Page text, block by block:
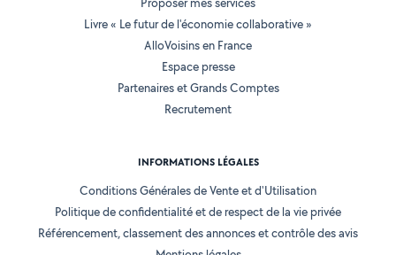
Livre « Le futur de l'économie collaborative »
AlloVoisins en France
Espace presse
Partenaires et Grands Comptes
Recrutement
INFORMATIONS LÉGALES
Conditions Générales de Vente et d'Utilisation
Politique de confidentialité et de respect de la vie privée
Référencement, classement des annonces et contrôle des avis